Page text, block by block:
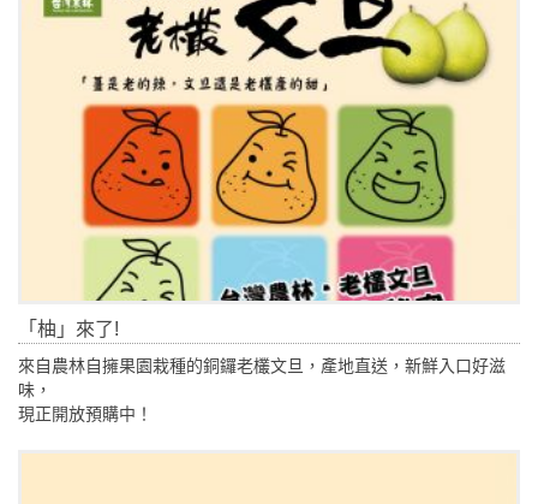
「柚」來了!
來自農林自擁果園栽種的銅鑼老欉文旦，產地直送，新鮮入口好滋
味，
現正開放預購中！